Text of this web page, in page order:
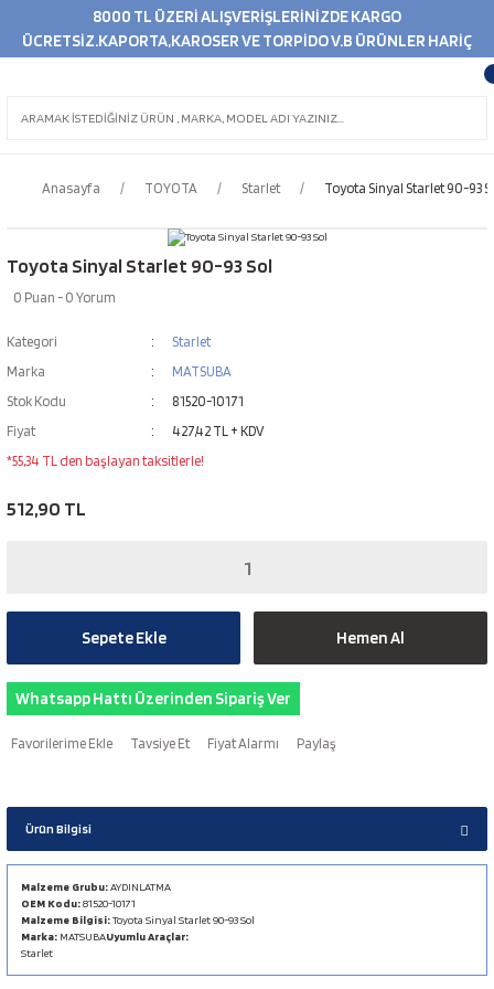
8000 TL ÜZERİ ALIŞVERİŞLERİNİZDE KARGO
ÜCRETSİZ.KAPORTA,KAROSER VE TORPİDO V.B ÜRÜNLER HARİÇ
Anasayfa TOYOTA Starlet Toyota Sinyal Starlet 90-93
Toyota Sinyal Starlet 90-93 Sol
0 Puan - 0 Yorum
Kategori
Starlet
Marka
MATSUBA
Stok Kodu
81520-10171
Fiyat
427,42 TL + KDV
*55,34 TL den başlayan taksitlerle!
512,90 TL
Sepete Ekle Hemen Al
Whatsapp Hattı Üzerinden Sipariş Ver
Tavsiye Et Fiyat Alarmı Paylaş
Ürün Bilgisi
Malzeme Grubu:AYDINLATMA
OEM Kodu:81520-10171
Malzeme Bilgisi:Toyota Sinyal Starlet 90-93 Sol
Marka: MATSUBAUyumlu Araçlar:
Starlet